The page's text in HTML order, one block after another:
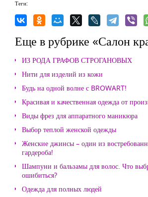
Теги:
Еще в рубрике «Салон
ИЗ РОДА ГРАФОВ СТРОГАНОВЫХ
Нити для изделий из кожи
Будь на одной волне с BROWART!
Красивая и качественная одежда от
Виды фрез для аппаратного маникюра
Выбор теплой женской одежды
Женские джинсы – один из
гардероба!
Шампуни и бальзамы для волос. Что
ошибиться?
Одежда для полных людей